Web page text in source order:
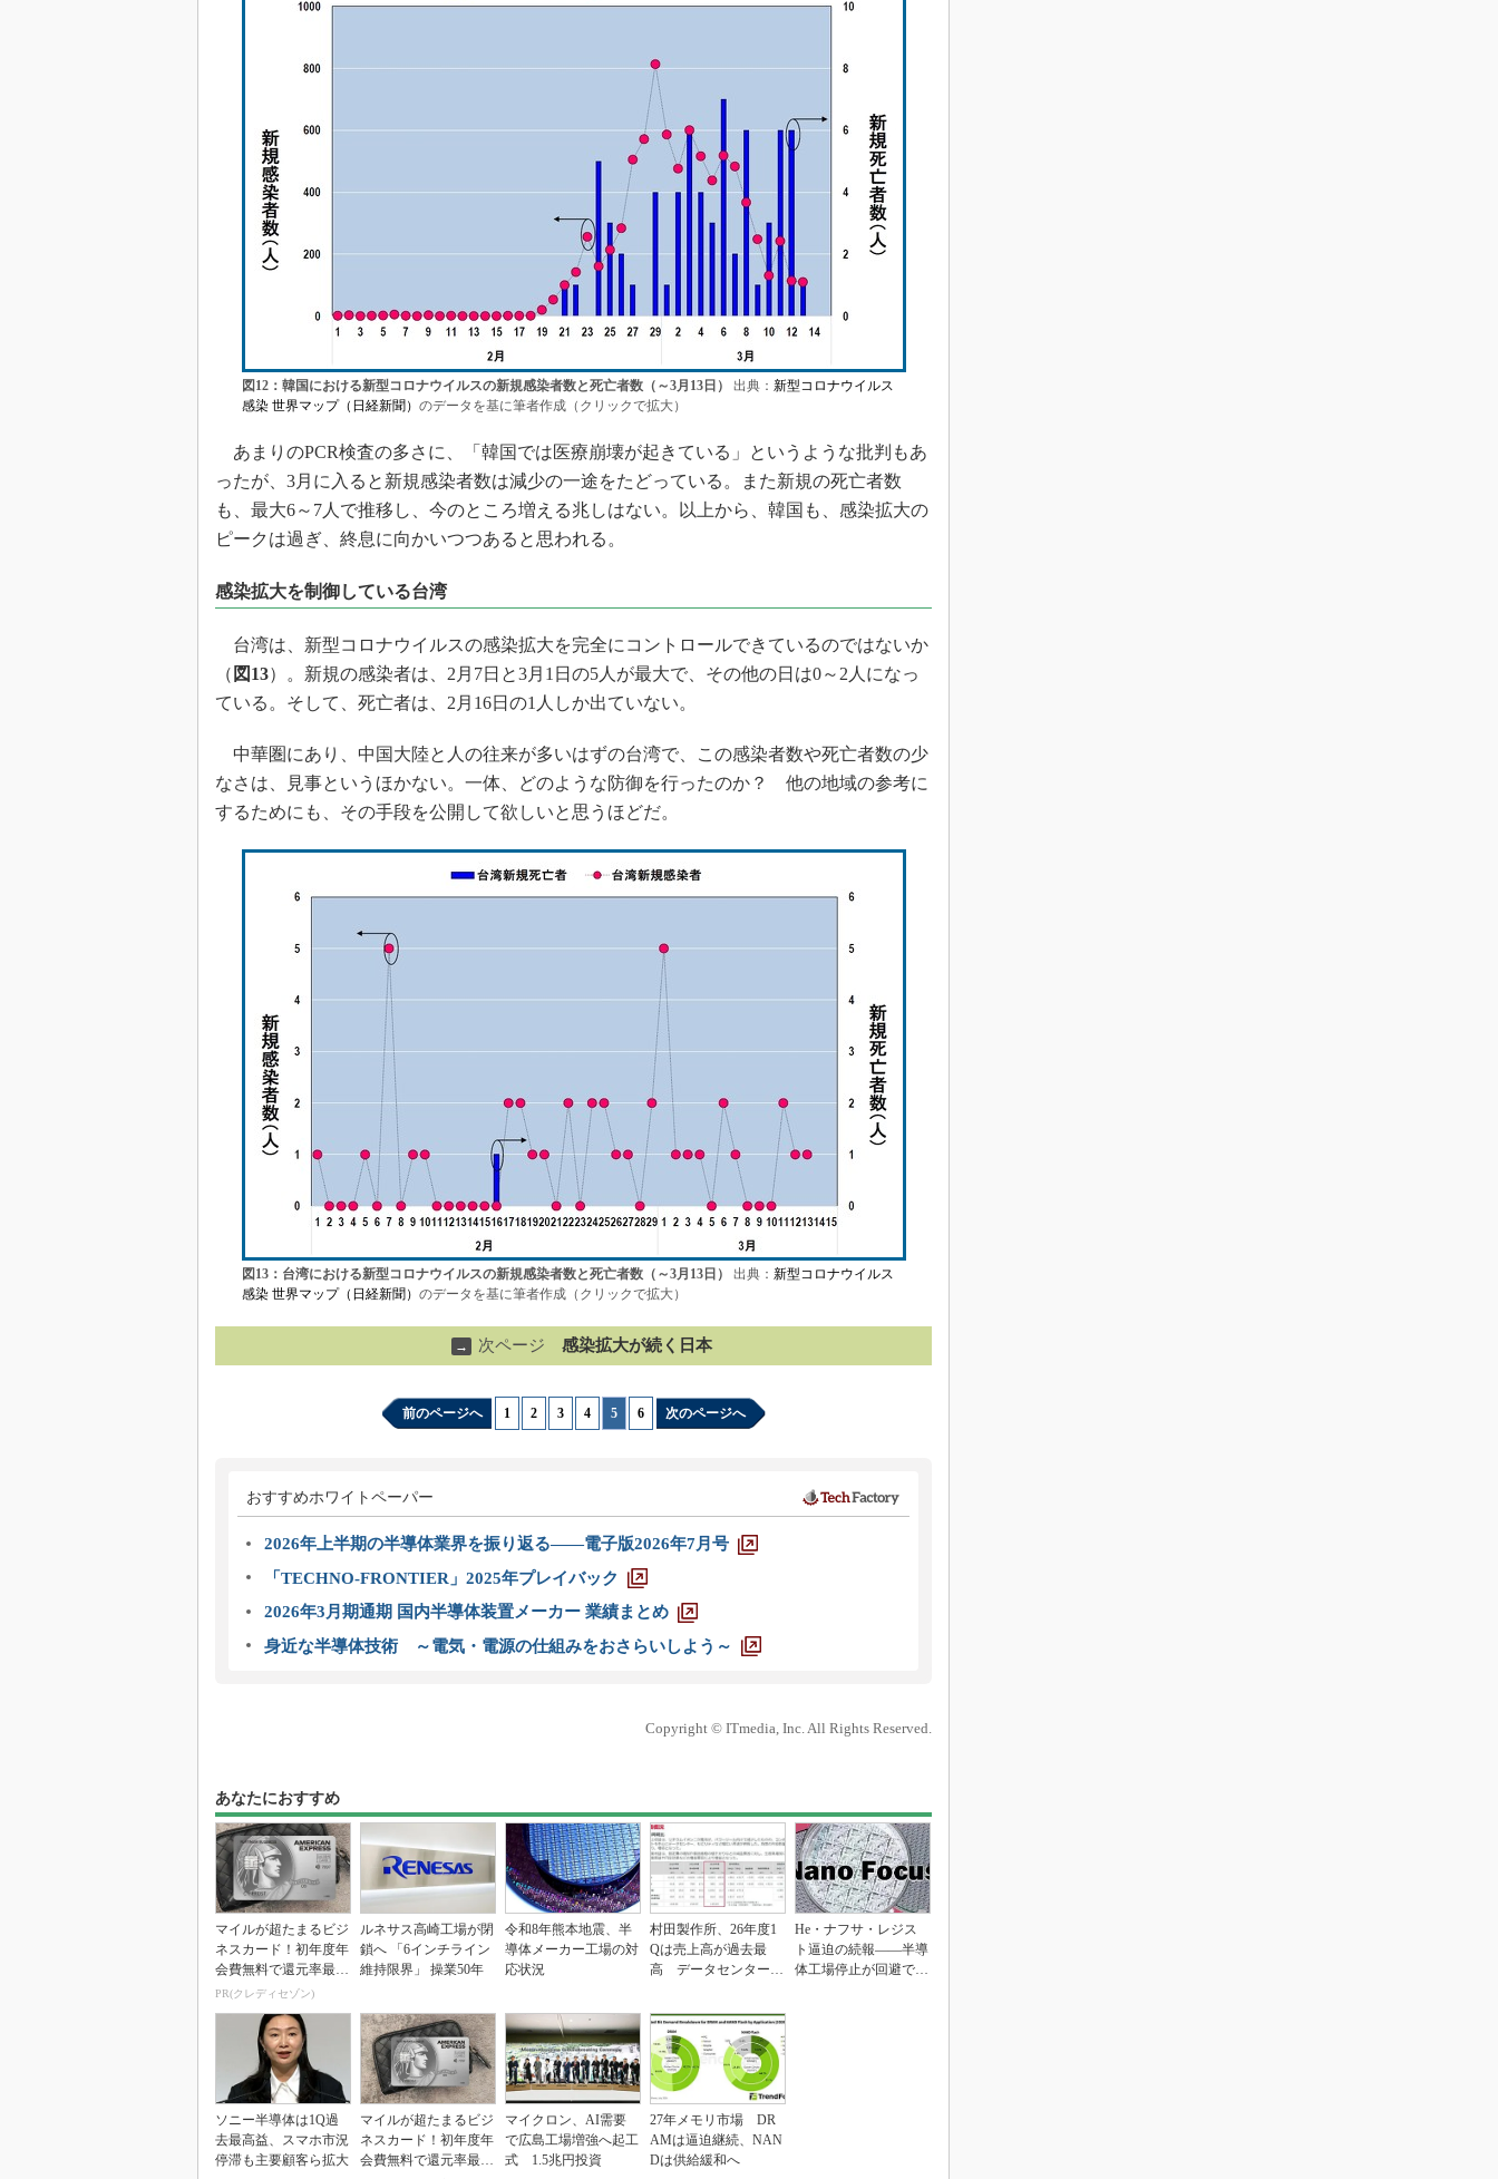
図12：韓国における新型コロナウイルスの新規感染者数と死亡者数（～3月13日） 出典： 新型コロナウイルス
感染 世界マップ（日経新聞） のデータを基に筆者作成（クリックで拡大）
あまりのPCR検査の多さに、「韓国では医療崩壊が起きている」というような批判もあ
ったが、3月に入ると新規感染者数は減少の一途をたどっている。また新規の死亡者数
も、最大6～7人で推移し、今のところ増える兆しはない。以上から、韓国も、感染拡大の
ピークは過ぎ、終息に向かいつつあると思われる。
感染拡大を制御している台湾
台湾は、新型コロナウイルスの感染拡大を完全にコントロールできているのではないか
（ 図13）。新規の感染者は、2月7日と3月1日の5人が最大で、その他の日は0～2人になっ
ている。そして、死亡者は、2月16日の1人しか出ていない。
中華圏にあり、中国大陸と人の往来が多いはずの台湾で、この感染者数や死亡者数の少
なさは、見事というほかない。一体、どのような防御を行ったのか？ 他の地域の参考に
するためにも、その手段を公開して欲しいと思うほどだ。
図13：台湾における新型コロナウイルスの新規感染者数と死亡者数（～3月13日） 出典： 新型コロナウイルス
感染 世界マップ（日経新聞） のデータを基に筆者作成（クリックで拡大）
→ 次ページ 感染拡大が続く日本
前のページへ 1 2 3 4 5 6 次のページへ
おすすめホワイトペーパー
2026年上半期の半導体業界を振り返る――電子版2026年7月号
「TECHNO-FRONTIER」2025年プレイバック
2026年3月期通期 国内半導体装置メーカー 業績まとめ
身近な半導体技術 ～電気・電源の仕組みをおさらいしよう～
Copyright © ITmedia, Inc. All Rights Reserved.
あなたにおすすめ
マイルが超たまるビジ
ネスカード！初年度年
会費無料で還元率最大
1.125%
PR(クレディセゾン)
ルネサス高崎工場が閉
鎖へ 「6インチライン
維持限界」 操業50年
令和8年熊本地震、半
導体メーカー工場の対
応状況
村田製作所、26年度1
Qは売上高が過去最
高 データセンター関
He・ナフサ・レジス
ト逼迫の続報――半導
体工場停止が回避でき
ソニー半導体は1Q過
去最高益、スマホ市況
停滞も主要顧客ら拡大
マイルが超たまるビジ
ネスカード！初年度年
会費無料で還元率最大
マイクロン、AI需要
で広島工場増強へ起工
式 1.5兆円投資
27年メモリ市場 DR
AMは逼迫継続、NAN
Dは供給緩和へ